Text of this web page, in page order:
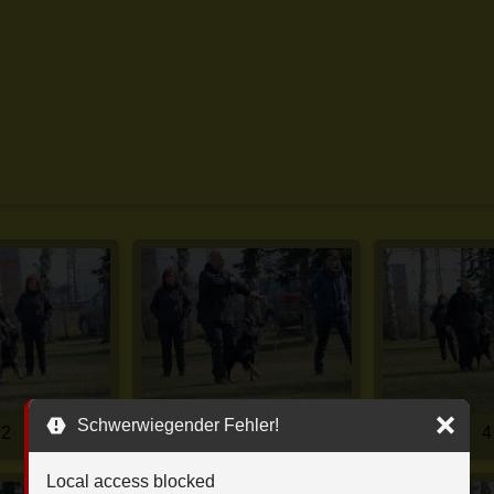
2 3 4
Schwerwiegender Fehler!
Local access blocked